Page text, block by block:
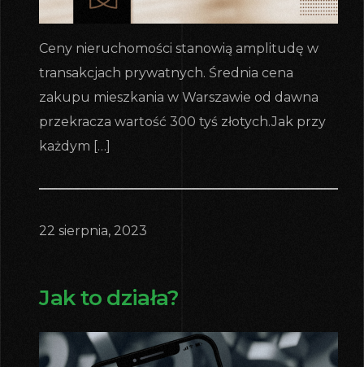
Ceny nieruchomości stanowią amplitudę w
transakcjach prywatnych. Średnia cena
zakupu mieszkania w Warszawie od dawna
przekracza wartość 300 tyś złotych.Jak przy
każdym […]
22 sierpnia, 2023
Jak to działa?